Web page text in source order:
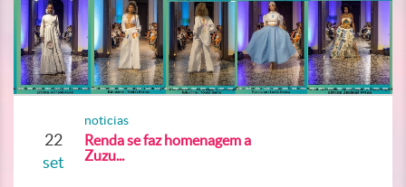
22
set
noticias
Renda se faz homenagem a
Zuzu...